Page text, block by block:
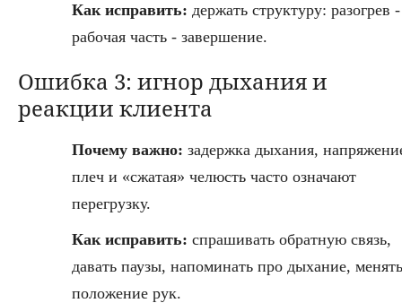
Как исправить: держать структуру: разогрев -
рабочая часть - завершение.
Ошибка 3: игнор дыхания и
реакции клиента
Почему важно: задержка дыхания,
плеч и «сжатая» челюсть часто означают
перегрузку.
Как исправить: спрашивать обратную связь,
давать паузы, напоминать про дыхание, менять
положение рук.